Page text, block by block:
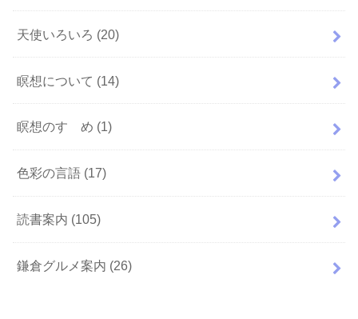
天使いろいろ (20)
瞑想について (14)
瞑想のすゝめ (1)
色彩の言語 (17)
読書案内 (105)
鎌倉グルメ案内 (26)